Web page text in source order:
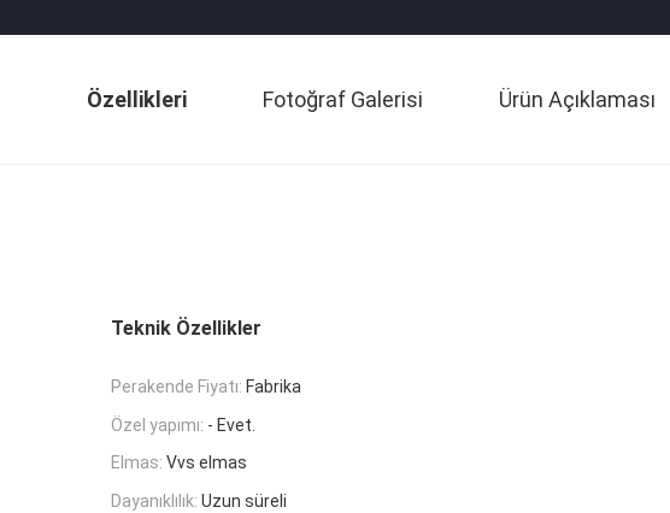
Özellikleri Fotoğraf Galerisi Ürün Açıklaması
Teknik Özellikler
Perakende Fiyatı: Fabrika
Özel yapımı: - Evet.
Elmas: Vvs elmas
Dayanıklılık: Uzun süreli